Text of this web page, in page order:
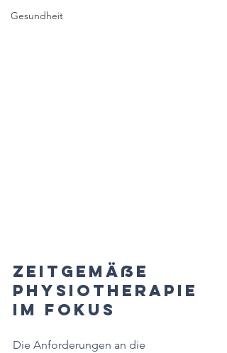
Gesundheit
Zeitgemäße
Physiotherapie
im Fokus
Die Anforderungen an die